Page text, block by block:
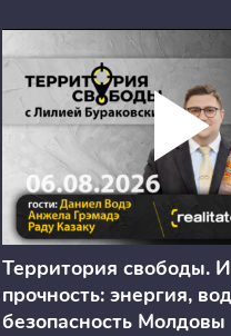
Территория свободы.
прочность: энергия,
безопасность Молдовы